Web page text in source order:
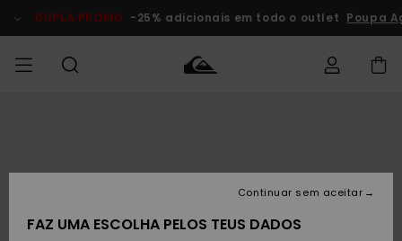
do
DUPLA PROMO -25% adicionais em todo o outlet Poupa
MENINO
MULHER
chegados
Crianças
Artigos
Criança
Devoluções
FAZ UMA ESCOLHA PELOS TEUS DADOS
Continuar sem aceitar